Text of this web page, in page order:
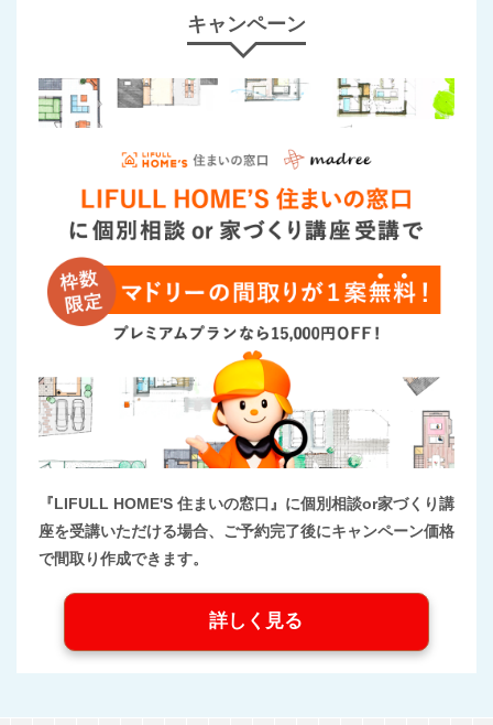
キャンペーン
『LIFULL HOME'S 住まいの窓口』に個別相談or家づくり講
座を受講いただける場合、ご予約完了後にキャンペーン価格
で間取り作成できます。
詳しく見る